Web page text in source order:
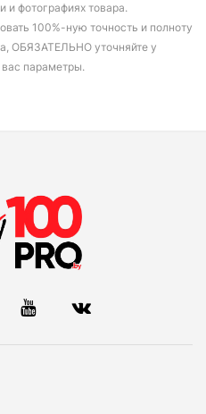
и фотографиях товара.
100%-ную точность и полноту
ОБЯЗАТЕЛЬНО уточняйте у
параметры.